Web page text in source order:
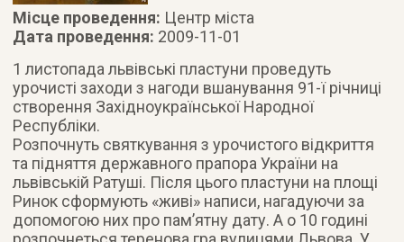
Місце проведення: Центр міста
Дата проведення: 2009-11-01
1 листопада львівські пластуни проведуть
урочисті заходи з нагоди вшанування 91-ї річниці
створення Західноукраїнської Народної
Республіки.
Розпочнуть святкування з урочистого відкриття
та підняття державного прапора України на
львівській Ратуші. Після цього пластуни на площі
Ринок сформують «живі» написи, нагадуючи за
допомогою них про пам’ятну дату. А о 10 годині